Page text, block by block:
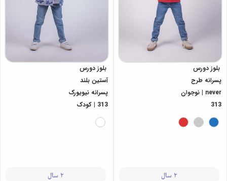
بلوز دورس
پسرانه طرح
never | نوجوان
313
2 سال
بلوز دورس
آستین بلند
پسرانه نیویورک
313 | کودک
2 سال